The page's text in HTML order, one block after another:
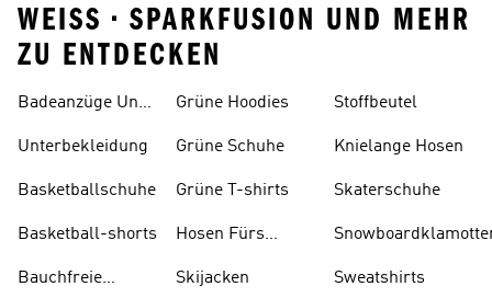
WEISS • SPARKFUSION UND MEHR
ZU ENTDECKEN
Badeanzüge Und
Unterbekleidung
Basketballschuhe
Basketball-shorts
Bauchfreie
Grüne Hoodies
Grüne Schuhe
Grüne T-shirts
Hosen Fürs
Skijacken
Stoffbeutel
Knielange Hosen
Skaterschuhe
Sweatshirts